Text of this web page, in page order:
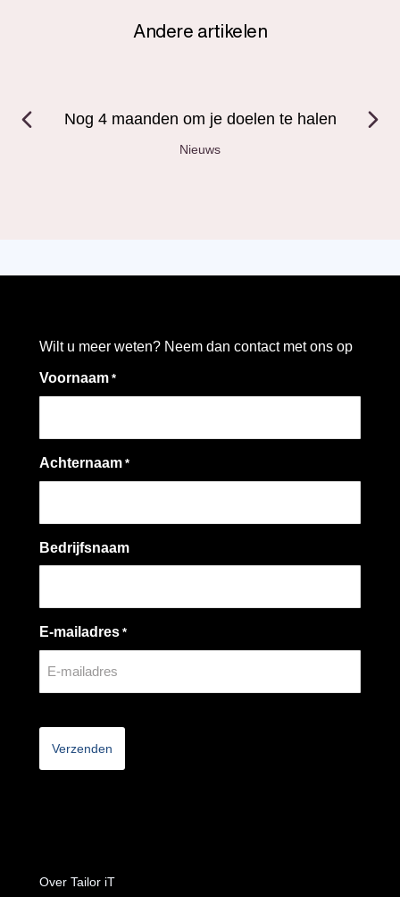
Andere artikelen
Nog 4 maanden om je doelen te halen
Nieuws
Over Tailor iT
Wilt u meer weten? Neem dan contact met ons op
Voornaam *
Achternaam *
Bedrijfsnaam
E-mailadres *